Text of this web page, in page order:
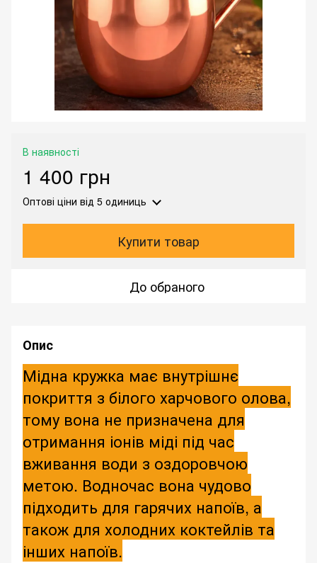
В наявності
1 400 грн
Оптові ціни від 5 одиниць
Купити товар
До обраного
Опис
Мідна кружка має внутрішнє
покриття з білого харчового олова,
тому вона не призначена для
отримання іонів міді під час
вживання води з оздоровчою
метою. Водночас вона чудово
підходить для гарячих напоїв, а
також для холодних коктейлів та
інших напоїв.